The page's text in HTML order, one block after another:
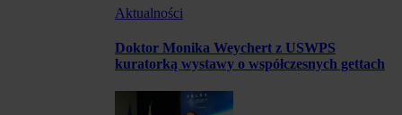
Aktualności
Doktor Monika Weychert z USWPS
kuratorką wystawy o współczesnych gettach